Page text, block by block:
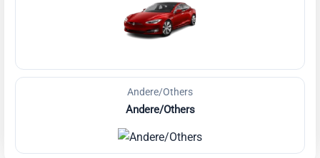
Andere/Others
Andere/Others